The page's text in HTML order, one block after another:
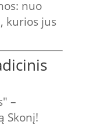
nuo
kurios jus
–
Skonį!